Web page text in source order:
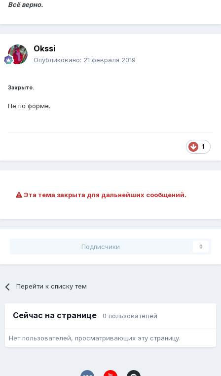
Всё верно.
Okssi
Опубликовано: 21 февраля 2019
Закрыто.
Не по форме.
1
Эта тема закрыта для дальнейших сообщений.
Подписчики 0
Перейти к списку тем
Сейчас на странице 0 пользователей
Нет пользователей, просматривающих эту страницу.